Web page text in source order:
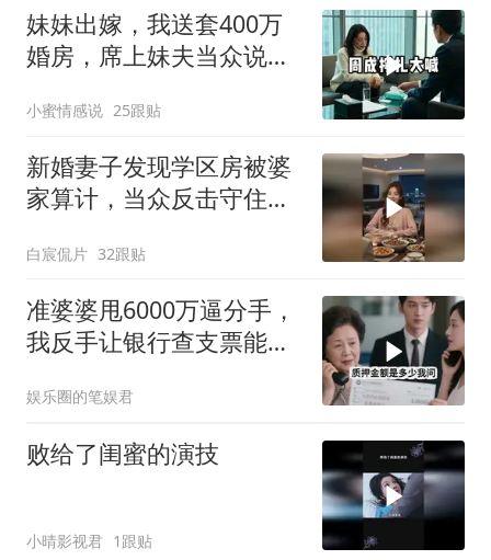
妹妹出嫁，我送套400万
婚房，席上妹夫当众说：
小蜜情感说 25跟贴
新婚妻子发现学区房被婆
家算计，当众反击守住婚
白宸侃片 32跟贴
准婆婆甩6000万逼分手，
我反手让银行查支票能否
娱乐圈的笔娱君
败给了闺蜜的演技
小晴影视君 1跟贴